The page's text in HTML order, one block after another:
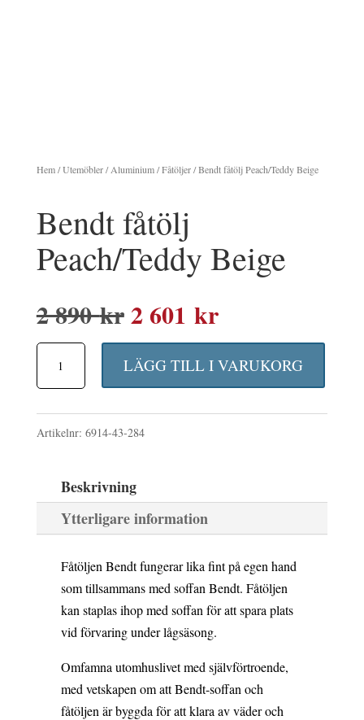
Hem/Utemöbler/Aluminium/Fåtöljer/ Bendt fåtölj Peach/Teddy Beige
Bendt fåtölj
Peach/Teddy Beige
2 890kr Det
ursprungliga
priset
var:
2
2 601 krDet
nuvarande
priset
är:
2
fåtölj
Peach/Teddy
Beige
LÄGG TILL I VARUKORG
Artikelnr: 6914-43-284
Beskrivning
Ytterligare information
Fåtöljen Bendt fungerar lika fint på egen hand
som tillsammans med soffan Bendt. Fåtöljen
kan staplas ihop med soffan för att spara plats
vid förvaring under lågsäsong.
Omfamna utomhuslivet med självförtroende,
med vetskapen om att Bendt-soffan och
fåtöljen är byggda för att klara av väder och